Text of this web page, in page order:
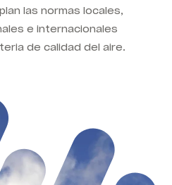
las normas locales,
e internacionales
de calidad del aire.